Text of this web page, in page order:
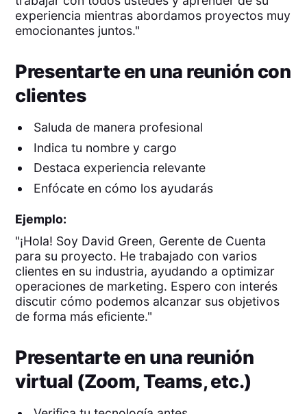
experiencia mientras abordamos proyectos muy
emocionantes juntos."
Presentarte en una reunión con
clientes
Saluda de manera profesional
Indica tu nombre y cargo
Destaca experiencia relevante
Enfócate en cómo los ayudarás
Ejemplo:
"¡Hola! Soy David Green, Gerente de Cuenta
para su proyecto. He trabajado con varios
clientes en su industria, ayudando a optimizar
operaciones de marketing. Espero con interés
discutir cómo podemos alcanzar sus objetivos
de forma más eficiente."
Presentarte en una reunión
virtual (Zoom, Teams, etc.)